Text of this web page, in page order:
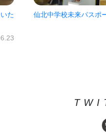
た
仙北中学校未来パスポ